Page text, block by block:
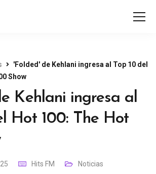
'Folded' de Kehlani ingresa al Top 10 del
Show
Kehlani ingresa al
Hot 100: The Hot
Hits FM Noticias